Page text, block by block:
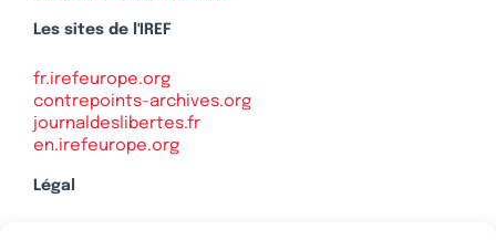
Les sites de l'IREF
fr.irefeurope.org
contrepoints-archives.org
journaldeslibertes.fr
en.irefeurope.org
Légal